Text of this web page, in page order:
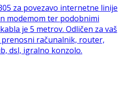
za povezavo internetne linije
modemom ter podobnimi
je 5 metrov. Odličen za vaš
računalnik, router,
dsl, igralno konzolo.